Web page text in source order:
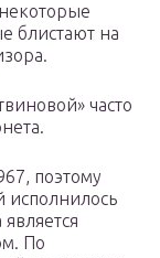
блистают на
часто
поэтому
исполнилось
По